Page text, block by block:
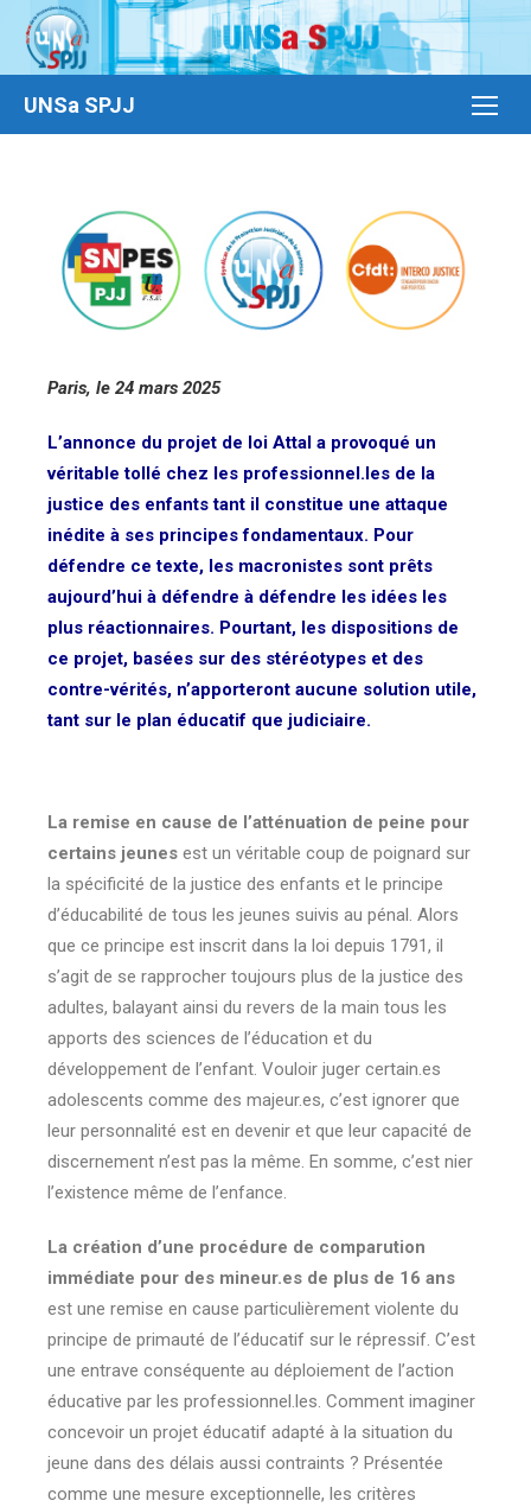
UNSa SPJJ
Paris, le 24 mars 2025
L’annonce du projet de loi Attal a provoqué un
véritable tollé chez les professionnel.les de la
justice des enfants tant il constitue une attaque
inédite à ses principes fondamentaux. Pour
défendre ce texte, les macronistes sont prêts
aujourd’hui à défendre à défendre les idées les
plus réactionnaires. Pourtant, les dispositions de
ce projet, basées sur des stéréotypes et des
contre-vérités, n’apporteront aucune solution utile,
tant sur le plan éducatif que judiciaire.
La remise en cause de l’atténuation de peine pour
certains jeunes est un véritable coup de poignard sur
la spécificité de la justice des enfants et le principe
d’éducabilité de tous les jeunes suivis au pénal. Alors
que ce principe est inscrit dans la loi depuis 1791, il
s’agit de se rapprocher toujours plus de la justice des
adultes, balayant ainsi du revers de la main tous les
apports des sciences de l’éducation et du
développement de l’enfant. Vouloir juger certain.es
adolescents comme des majeur.es, c’est ignorer que
leur personnalité est en devenir et que leur capacité de
discernement n’est pas la même. En somme, c’est nier
l’existence même de l’enfance.
La création d’une procédure de comparution
immédiate pour des mineur.es de plus de 16 ans
est une remise en cause particulièrement violente du
principe de primauté de l’éducatif sur le répressif. C’est
une entrave conséquente au déploiement de l’action
éducative par les professionnel.les. Comment imaginer
concevoir un projet éducatif adapté à la situation du
jeune dans des délais aussi contraints ? Présentée
comme une mesure exceptionnelle, les critères